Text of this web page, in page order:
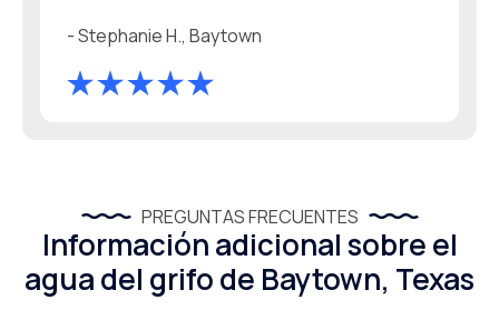
- Stephanie H., Baytown
PREGUNTAS FRECUENTES
Información adicional sobre el
agua del grifo de Baytown, Texas